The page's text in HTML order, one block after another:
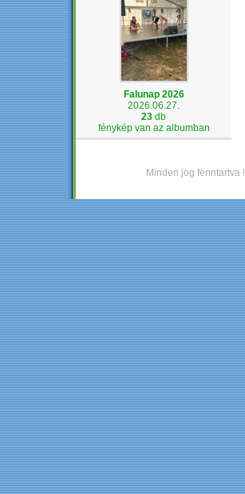
Falunap 2026
2026.06.27.
23 db
fénykép van az albumban
Minden jog fenntartva !